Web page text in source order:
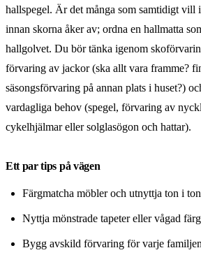
hallspegel. Är det många som samtidigt vill
innan skorna åker av; ordna en hallmatta
hallgolvet. Du bör tänka igenom
förvaring av jackor (ska allt vara framme?
säsongsförvaring på annan plats i huset?)
vardagliga behov (spegel, förvaring av
cykelhjälmar eller solglasögon och hattar).
Ett par tips på vägen
Färgmatcha möbler och utnyttja ton i
Nyttja mönstrade tapeter eller vågad färg
Bygg avskild förvaring för varje